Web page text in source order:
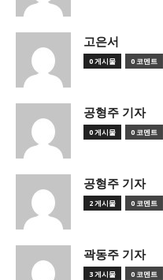
고은서
0 게시물 0 코멘트
공형주 기자
0 게시물 0 코멘트
공형주 기자
2 게시물 0 코멘트
곽동주 기자
3 게시물 0 코멘트